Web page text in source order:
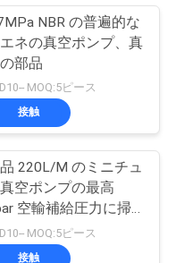
ント
NBR の普遍的な
ネの真空ポンプ、真
部品
MOQ:5ピース
接触
220L/M のミニチュ
空ポンプの最高
空輸補給圧力に掃
をかけて下さい
MOQ:5ピース
接触